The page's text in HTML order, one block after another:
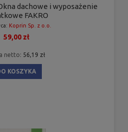
dachowe i wyposażenie
FAKRO
Koprin Sp. z o.o.
59,00 zł
netto: 56,19 zł
KOSZYKA